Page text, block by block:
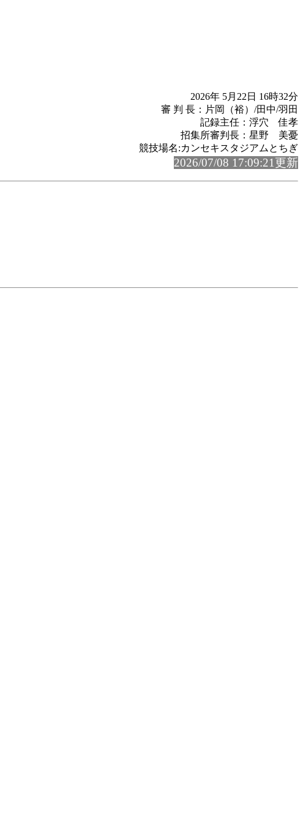
2026年 5月22日 16時32分
審 判 長：片岡（裕）/田中/羽田
記録主任：浮穴 佳孝
招集所審判長：星野 美憂
競技場名:カンセキスタジアムとちぎ
2026/07/08 17:09:21更新